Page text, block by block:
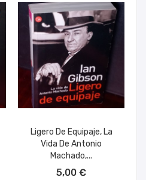
Ligero De Equipaje, La
Vida De Antonio
Machado,...
5,00 €